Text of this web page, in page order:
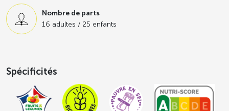
Nombre de parts
16 adultes / 25 enfants
Spécificités